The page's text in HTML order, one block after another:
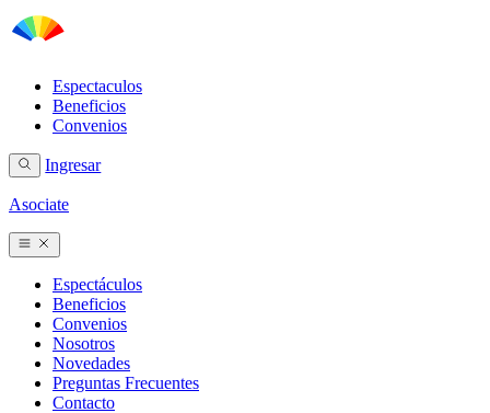
Espectaculos
Beneficios
Convenios
Ingresar
Asociate
Espectáculos
Beneficios
Convenios
Nosotros
Novedades
Preguntas Frecuentes
Contacto